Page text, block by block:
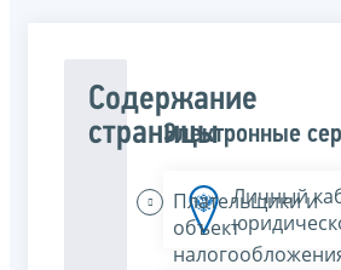
Содержание
страницы
Плательщики и
объект
Электронные
Личный